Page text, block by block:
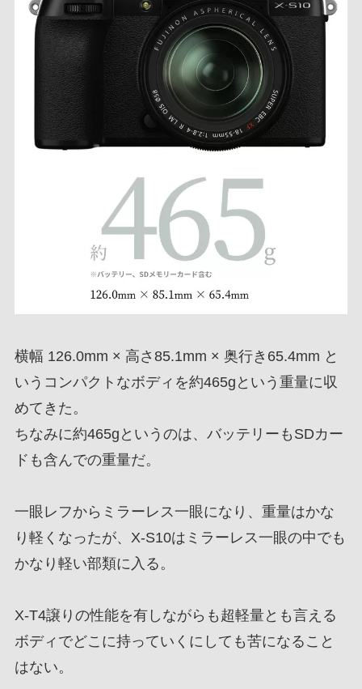
横幅 126.0mm × 高さ85.1mm × 奥行き65.4mm と
いうコンパクトなボディを約465gという重量に収
めてきた。
ちなみに約465gというのは、バッテリーもSDカー
ドも含んでの重量だ。
一眼レフからミラーレス一眼になり、重量はかな
り軽くなったが、X-S10はミラーレス一眼の中でも
かなり軽い部類に入る。
X-T4譲りの性能を有しながらも超軽量とも言える
ボディでどこに持っていくにしても苦になること
はない。